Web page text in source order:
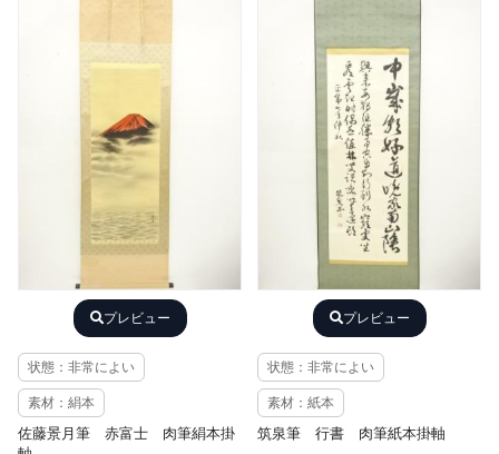
プレビュー
状態：非常によい
素材：絹本
佐藤景月筆 赤富士 肉筆絹本掛
プレビュー
状態：非常によい
素材：紙本
筑泉筆 行書 肉筆紙本掛軸